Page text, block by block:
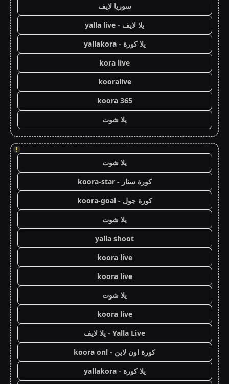
سوريا لايف
يلا لايف - yalla live
يلا كورة - yallakora
kora live
kooralive
koora 365
يلا شوت
!
يلا شوت
كورة ستار - koora-star
كورة جول - koora-goal
يلا شوت
yalla shoot
koora live
koora live
يلا شوت
koora live
Yalla Live - يلا لايف
كورة اون لاين - koora onl
يلا كورة - yallakora